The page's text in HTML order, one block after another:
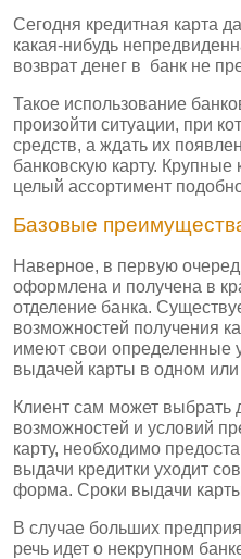
Сегодня кредитная карта
какая-нибудь
возврат денег в банк не
Такое использование
произойти ситуации, при
средств, а ждать их
банковскую карту.
целый ассортимент
Базовые
Наверное, в первую
оформлена и получена в
отделение банка.
возможностей получения
имеют свои определенные
выдачей карты в одном или
Клиент сам может выбрать
возможностей и условий
карту, необходимо
выдачи кредитки уходит
форма. Сроки выдачи
В случае больших
речь идет о некрупном